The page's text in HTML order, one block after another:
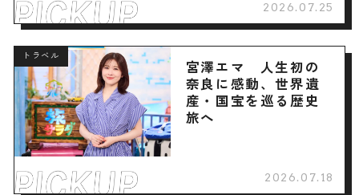
2026.07.25
トラベル
宮澤エマ 人生初の
奈良に感動、世界遺
産・国宝を巡る歴史
旅へ
2026.07.18